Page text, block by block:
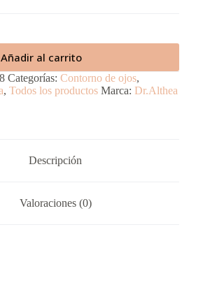
Añadir al carrito
Categorías: Contorno de ojos,
, Todos los productos Marca: Dr.Althea
Descripción
Valoraciones (0)